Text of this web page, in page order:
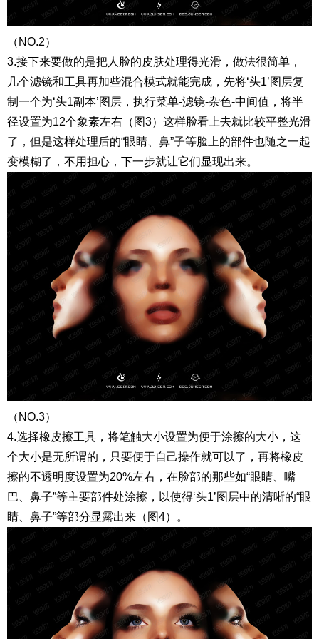
（NO.2）
3.接下来要做的是把人脸的皮肤处理得光滑，做法很简单，
几个滤镜和工具再加些混合模式就能完成，先将‘头1’图层复
制一个为‘头1副本’图层，执行菜单-滤镜-杂色-中间值，将半
径设置为12个象素左右（图3）这样脸看上去就比较平整光滑
了，但是这样处理后的“眼睛、鼻”子等脸上的部件也随之一起
变模糊了，不用担心，下一步就让它们显现出来。
（NO.3）
4.选择橡皮擦工具，将笔触大小设置为便于涂擦的大小，这
个大小是无所谓的，只要便于自己操作就可以了，再将橡皮
擦的不透明度设置为20%左右，在脸部的那些如“眼睛、嘴
巴、鼻子”等主要部件处涂擦，以使得‘头1’图层中的清晰的“眼
睛、鼻子”等部分显露出来（图4）。